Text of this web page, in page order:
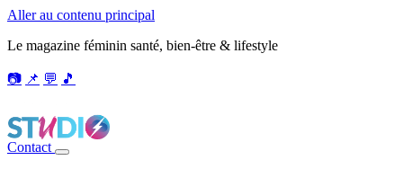
Aller au contenu principal
Le magazine féminin santé, bien-être & lifestyle
📷 📌 💬 🎵
Contact